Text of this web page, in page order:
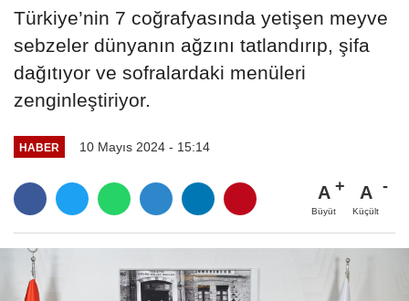
Türkiye’nin 7 coğrafyasında yetişen meyve
sebzeler dünyanın ağzını tatlandırıp, şifa
dağıtıyor ve sofralardaki menüleri
zenginleştiriyor.
HABER 10 Mayıs 2024 - 15:14
A
Büyüt
A
Küçült